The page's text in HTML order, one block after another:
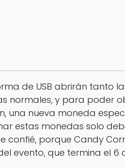
de USB abrirán tanto
normales, y para poder
una nueva moneda
estas monedas solo
confié, porque Candy
evento, que termina el 6